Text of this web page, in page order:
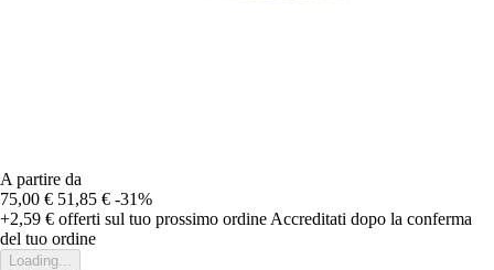
A partire da
75,00 € 51,85 € -31%
+2,59 € offerti sul tuo prossimo ordine Accreditati dopo la conferma
del tuo ordine
Loading...